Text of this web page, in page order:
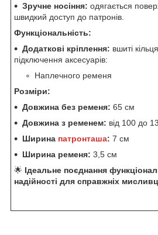
Зручне носіння: одягається
швидкий доступ до патронів.
Функціональність:
Додаткові кріплення: вшиті
підключення аксесуарів:
Наплечного ременя
Розміри:
Довжина без ременя: 65 см
Довжина з ременем: від 100 до
Ширина патронташа: 7 см
Ширина ременя: 3,5 см
🌟 Ідеальне поєднання
надійності для справжніх